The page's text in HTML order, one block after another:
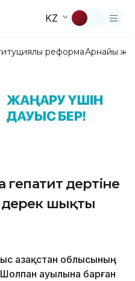
KZ
реформаАрнайы
гепатит дертіне
шықты
Қазақстан облысының
ауылына барған